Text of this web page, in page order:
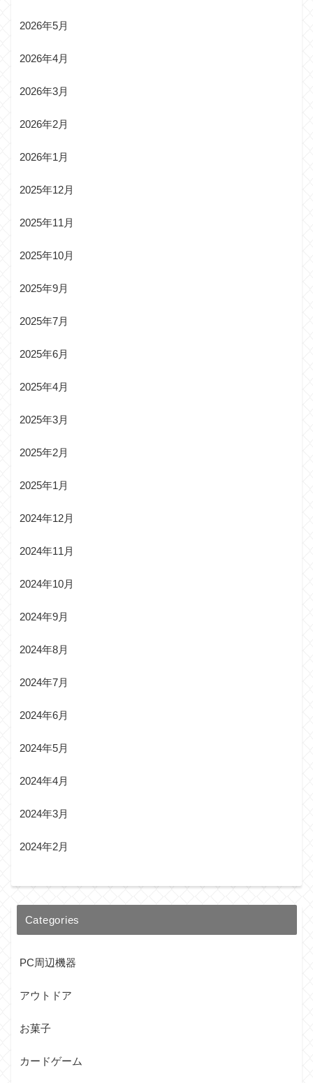
2026年5月
2026年4月
2026年3月
2026年2月
2026年1月
2025年12月
2025年11月
2025年10月
2025年9月
2025年7月
2025年6月
2025年4月
2025年3月
2025年2月
2025年1月
2024年12月
2024年11月
2024年10月
2024年9月
2024年8月
2024年7月
2024年6月
2024年5月
2024年4月
2024年3月
2024年2月
Categories
PC周辺機器
アウトドア
お菓子
カードゲーム